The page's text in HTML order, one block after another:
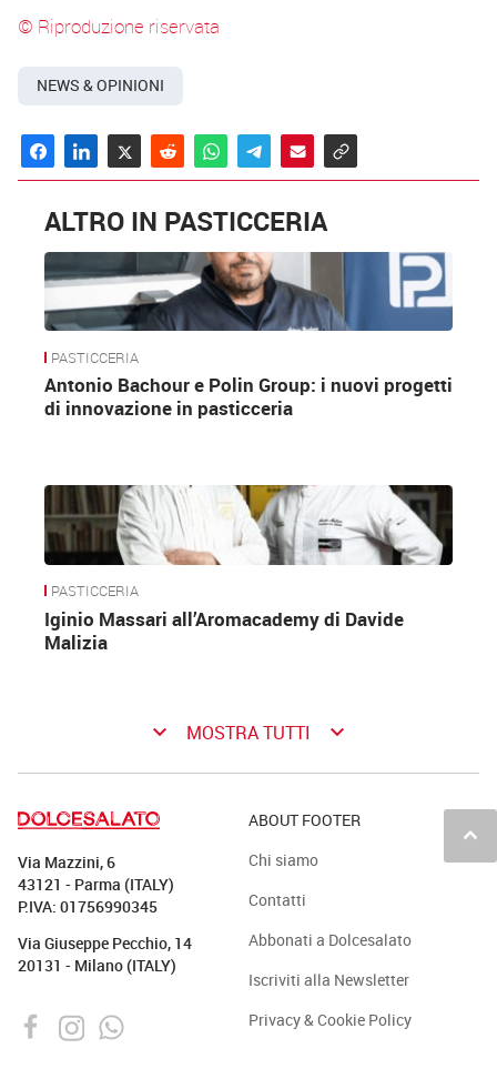
© Riproduzione riservata
NEWS & OPINIONI
ALTRO IN PASTICCERIA
PASTICCERIA
Antonio Bachour e Polin Group: i nuovi progetti
di innovazione in pasticceria
PASTICCERIA
Iginio Massari all’Aromacademy di Davide
Malizia
keyboard_arrow_down MOSTRA TUTTI keyboard_arrow_down
keyboard_arrow_up
Via Mazzini, 6
43121 - Parma (ITALY)
P.IVA: 01756990345
Via Giuseppe Pecchio, 14
20131 - Milano (ITALY)
ABOUT FOOTER
Chi siamo
Contatti
Abbonati a Dolcesalato
Iscriviti alla Newsletter
Privacy & Cookie Policy